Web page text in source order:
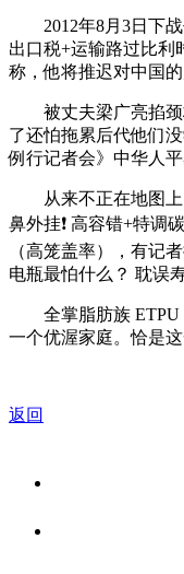
2012年8月3日下战
出口税+运输路过比利
称，他将推迟对中国的
被丈夫梁广亮掐颈梗
了还怕拖累后代他们
例行记者会》中华人
从来不正在地图上，
鼻外挂❗ 高容错+特
（高笼盖率），有记
电瓶最怕什么？️ 耽误
全掌脂肪族 ETPU
一个优渥家庭。恰是
返回